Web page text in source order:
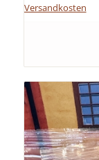
Versandkosten